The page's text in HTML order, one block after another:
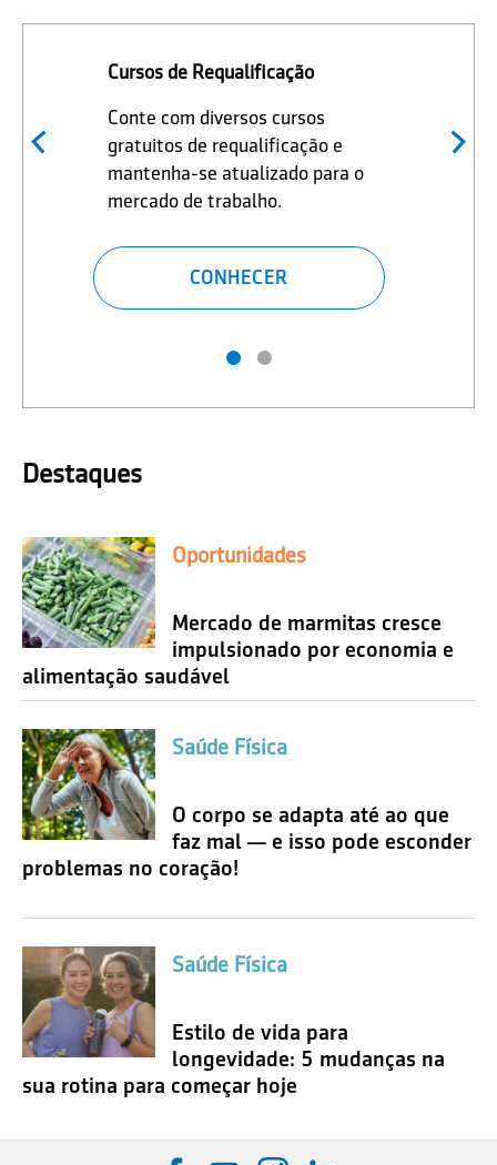
Cursos de Requalificação
Conte com diversos cursos
gratuitos de requalificação e
mantenha-se atualizado para o
mercado de trabalho.
CONHECER
Destaques
Oportunidades
Mercado de marmitas cresce
impulsionado por economia e
alimentação saudável
Saúde Física
O corpo se adapta até ao que
faz mal — e isso pode esconder
problemas no coração!
Saúde Física
Estilo de vida para
longevidade: 5 mudanças na
sua rotina para começar hoje